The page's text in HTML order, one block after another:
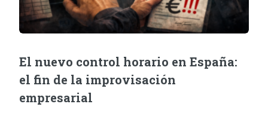
El nuevo control horario en España:
el fin de la improvisación
empresarial